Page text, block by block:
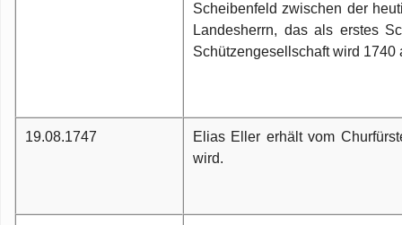
Scheibenfeld zwischen der
Landesherrn, das als erstes
Schützengesellschaft wird 1740
19.08.1747
Elias Eller erhält vom
wird.